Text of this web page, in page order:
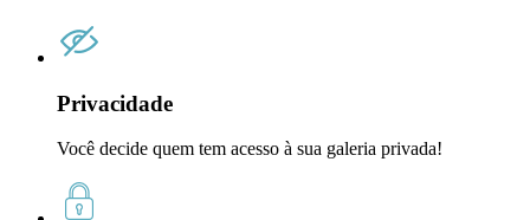
Privacidade
Você decide quem tem acesso à sua galeria privada!